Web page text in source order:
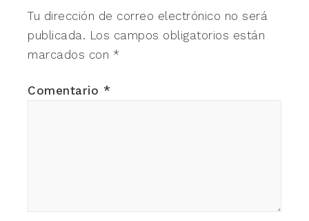
Tu dirección de correo electrónico no será
publicada. Los campos obligatorios están
marcados con *
Comentario *